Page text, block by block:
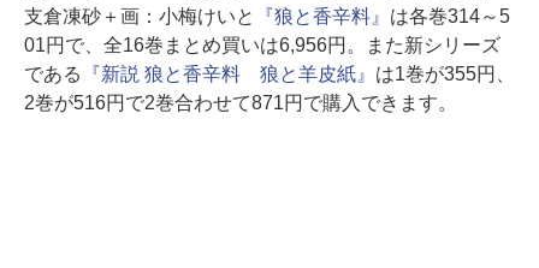
支倉凍砂＋画：小梅けいと
『狼と香辛料』 は各巻314～5
01円で、全16巻まとめ買いは6,956円。また新シリーズ
である
『新説 狼と香辛料 狼と羊皮紙』 は1巻が355円、
2巻が516円で2巻合わせて871円で購入できます。